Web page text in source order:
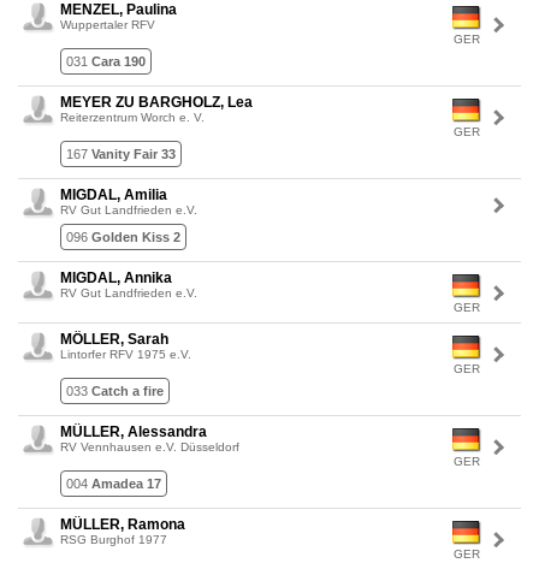
GER
MENZEL, Paulina
Wuppertaler RFV
031 Cara 190
GER
MEYER ZU BARGHOLZ, Lea
Reiterzentrum Worch e. V.
167 Vanity Fair 33
MIGDAL, Amilia
RV Gut Landfrieden e.V.
096 Golden Kiss 2
GER
MIGDAL, Annika
RV Gut Landfrieden e.V.
GER
MÖLLER, Sarah
Lintorfer RFV 1975 e.V.
033 Catch a fire
GER
MÜLLER, Alessandra
RV Vennhausen e.V. Düsseldorf
004 Amadea 17
GER
MÜLLER, Ramona
RSG Burghof 1977